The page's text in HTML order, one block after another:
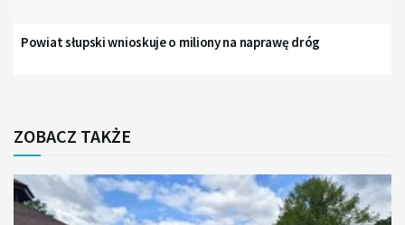
Powiat słupski wnioskuje o miliony na naprawę dróg
ZOBACZ TAKŻE